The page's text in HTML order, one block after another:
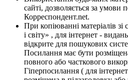
сайті, дозволяється за умови
Корреспондент.net.
При копіюванні матеріалів
і світу» , для інтернет -
відкрите для пошукових
Посилання має бути
повного або часткового
Гіперпосилання ( для